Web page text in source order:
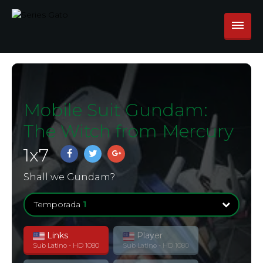
Mobile Suit Gundam:
The Witch from Mercury
1x7
Shall we Gundam?
Temporada 1
Temporada
19 Episodios
Links
Sub Latino - HD 1080
Player
Sub Latino - HD 1080